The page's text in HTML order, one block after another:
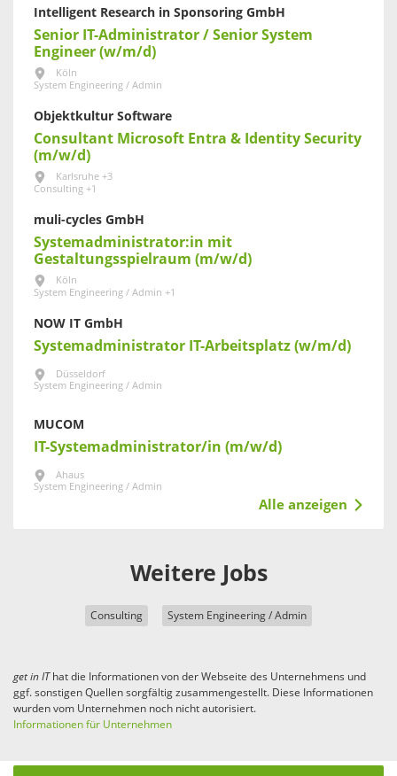
Intelligent Research in Sponsoring GmbH
Senior IT-Administrator / Senior System
Engineer (w/m/d)
Köln
System Engineering / Admin
Objektkultur Software
Consultant Microsoft Entra & Identity Security
(m/w/d)
Karlsruhe +3
Consulting +1
muli-cycles GmbH
Systemadministrator:in mit
Gestaltungsspielraum (m/w/d)
Köln
System Engineering / Admin +1
NOW IT GmbH
Systemadministrator IT-Arbeitsplatz (w/m/d)
Düsseldorf
System Engineering / Admin
MUCOM
IT-Systemadministrator/in (m/w/d)
Ahaus
System Engineering / Admin
Alle anzeigen
Weitere Jobs
Consulting System Engineering / Admin
get in IThat die Informationen von der Webseite des Unternehmens und
ggf. sonstigen Quellen sorgfältig zusammengestellt. Diese Informationen
wurden vom Unternehmen noch nicht autorisiert.
Informationen für Unternehmen